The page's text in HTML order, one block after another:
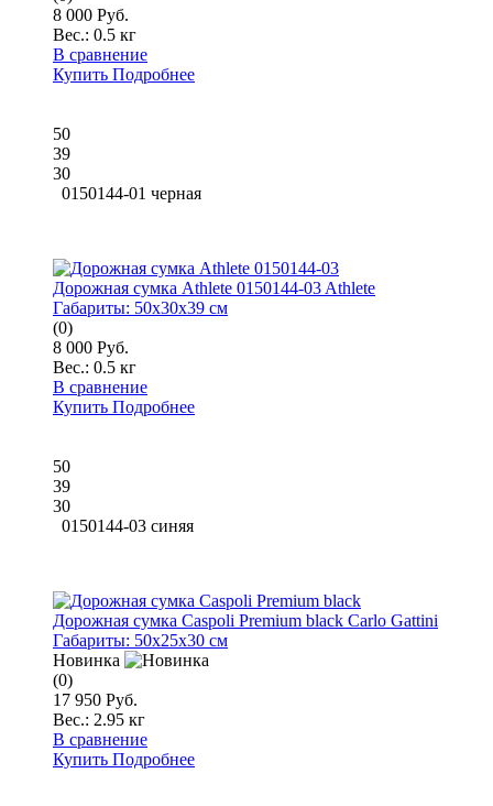
8 000 Руб.
Вес.: 0.5 кг
В сравнение
Купить Подробнее
50
39
30
0150144-01 черная
Дорожная сумка Athlete 0150144-03 Athlete
Габариты: 50x30x39 см
(0)
8 000 Руб.
Вес.: 0.5 кг
В сравнение
Купить Подробнее
50
39
30
0150144-03 синяя
Дорожная сумка Caspoli Premium black Carlo Gattini
Габариты: 50x25x30 см
Новинка
(0)
17 950 Руб.
Вес.: 2.95 кг
В сравнение
Купить Подробнее